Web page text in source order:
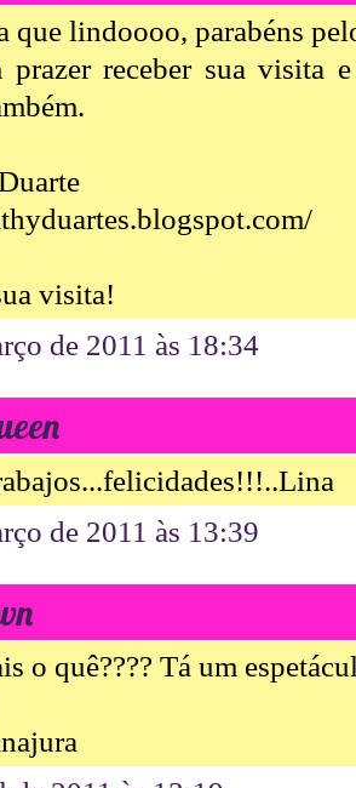
que lindoooo, parabéns
prazer receber sua visita
visita!
de 2011 às 18:34
de 2011 às 13:39
o quê???? Tá um